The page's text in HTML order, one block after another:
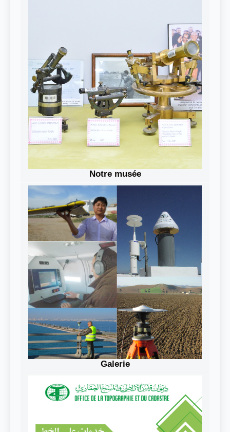
Notre musée
Galerie